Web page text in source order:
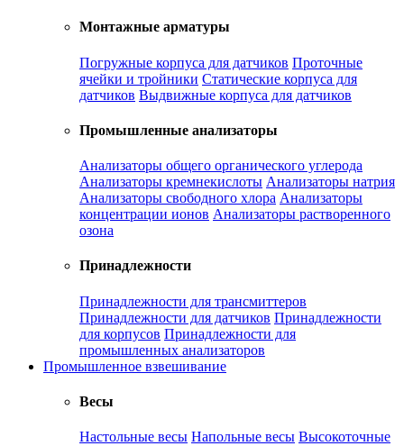
Монтажные арматуры
Погружные корпуса для датчиков Проточные
ячейки и тройники Статические корпуса для
датчиков Выдвижные корпуса для датчиков
Промышленные анализаторы
Анализаторы общего органического углерода
Анализаторы кремнекислоты Анализаторы натрия
Анализаторы свободного хлора Анализаторы
концентрации ионов Анализаторы растворенного
озона
Принадлежности
Принадлежности для трансмиттеров
Принадлежности для датчиков Принадлежности
для корпусов Принадлежности для
промышленных анализаторов
Промышленное взвешивание
Весы
Настольные весы Напольные весы Высокоточные